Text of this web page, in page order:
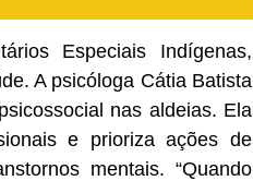
Especiais Indígenas,
A psicóloga Cátia Batista
nas aldeias. Ela
e prioriza ações de
mentais. “Quando